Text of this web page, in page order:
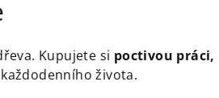
Kupujete si poctivou práci,
života.